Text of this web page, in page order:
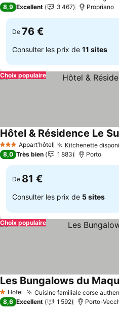
8,9 Excellent 3 467 Propriano
De 76 €
Consulter les prix de 11 sites
Choix populaire
3 ÉtoilesAppart'hôtel Kitchenette
Hôtel & Résidence Le
8,0 Très bien 1 883 Porto
De 81 €
Consulter les prix de 5 sites
Choix populaire
1 Étoiles
Hotel Cuisine familiale corse
Les Bungalows du
8,6 Excellent 1 592 Porto-